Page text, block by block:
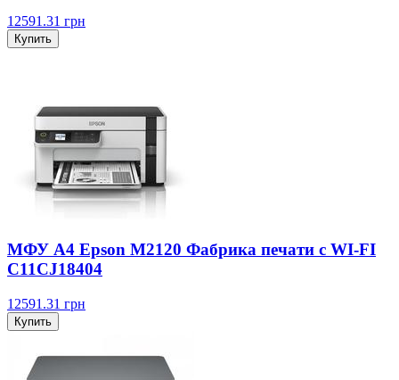
12591.31 грн
Купить
МФУ А4 Epson M2120 Фабрика печати с WI-FI
C11CJ18404
12591.31 грн
Купить